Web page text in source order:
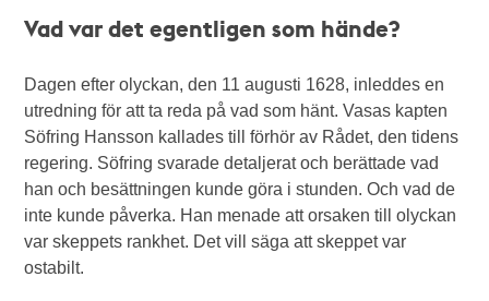
Vad var det egentligen som hände?
Dagen efter olyckan, den 11 augusti 1628, inleddes en
utredning för att ta reda på vad som hänt. Vasas kapten
Söfring Hansson kallades till förhör av Rådet, den tidens
regering. Söfring svarade detaljerat och berättade vad
han och besättningen kunde göra i stunden. Och vad de
inte kunde påverka. Han menade att orsaken till olyckan
var skeppets rankhet. Det vill säga att skeppet var
ostabilt.